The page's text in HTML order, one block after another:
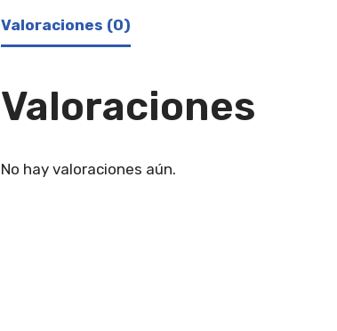
Valoraciones (0)
Valoraciones
No hay valoraciones aún.